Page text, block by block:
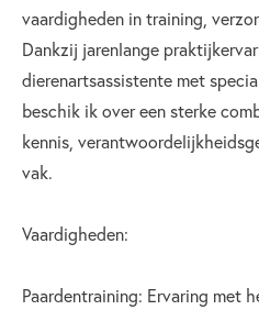
vaardigheden in training,
Dankzij jarenlange
dierenartsassistente met
beschik ik over een sterke
kennis,
vak.
Vaardigheden:
Paardentraining: Ervaring met